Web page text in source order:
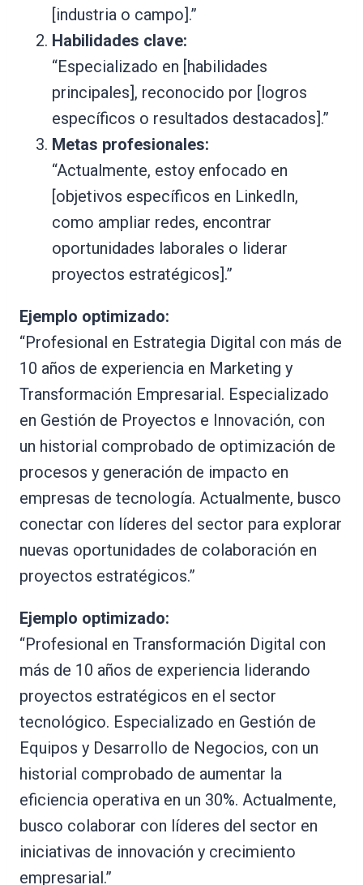
[industria o campo].”
Habilidades clave:
“Especializado en [habilidades
principales], reconocido por [logros
específicos o resultados destacados].”
Metas profesionales:
“Actualmente, estoy enfocado en
[objetivos específicos en LinkedIn,
como ampliar redes, encontrar
oportunidades laborales o liderar
proyectos estratégicos].”
Ejemplo optimizado:
“Profesional en Estrategia Digital con más de
10 años de experiencia en Marketing y
Transformación Empresarial. Especializado
en Gestión de Proyectos e Innovación, con
un historial comprobado de optimización de
procesos y generación de impacto en
empresas de tecnología. Actualmente, busco
conectar con líderes del sector para explorar
nuevas oportunidades de colaboración en
proyectos estratégicos.”
Ejemplo optimizado:
“Profesional en Transformación Digital con
más de 10 años de experiencia liderando
proyectos estratégicos en el sector
tecnológico. Especializado en Gestión de
Equipos y Desarrollo de Negocios, con un
historial comprobado de aumentar la
eficiencia operativa en un 30%. Actualmente,
busco colaborar con líderes del sector en
iniciativas de innovación y crecimiento
empresarial.”